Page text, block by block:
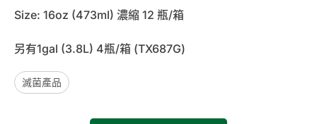
Size: 16oz (473ml) 濃縮 12 瓶/箱
另有1gal (3.8L) 4瓶/箱 (TX687G)
滅菌產品